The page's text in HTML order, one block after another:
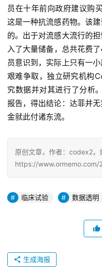
员在十年前向政府建议购
这是一种抗流感药物。该
的。出于对流感大流行的
入了大量储备，总共花费
员意识到，实际上只有一
艰难争取，独立研究机构
究数据并对其进行了分析
报告，得出结论：达菲并
金就此付诸东流。
原创文章，作者：codex2，
https://www.ormemo.com/
临床试验 数据透明
生成海报